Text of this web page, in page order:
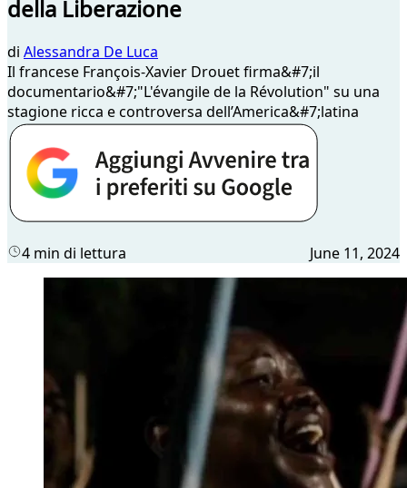
della Liberazione
di Alessandra De Luca
Il francese François-Xavier Drouet firma&#7;il
documentario&#7;"L'évangile de la Révolution" su una
stagione ricca e controversa dell’America&#7;latina
4 min di lettura June 11, 2024